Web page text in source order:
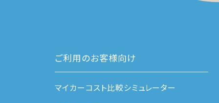
ご利用のお客様向け
マイカーコスト比較シミュレーター